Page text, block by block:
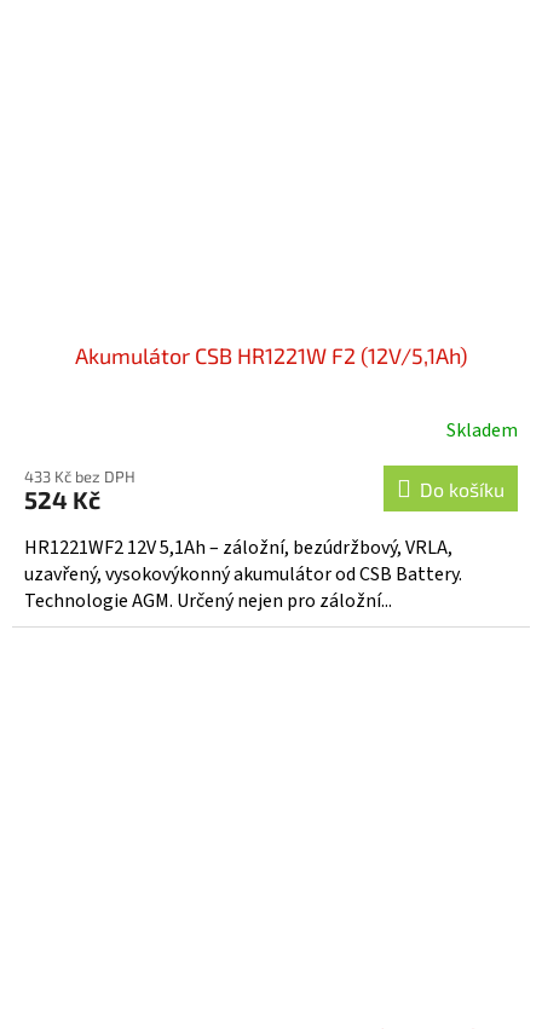
Akumulátor CSB HR1221W F2 (12V/5,1Ah)
produktu
je
5,0
z
5
hvězdiček.
Skladem
433 Kč bez DPH
524 Kč Do košíku
HR1221WF2 12V 5,1Ah – záložní, bezúdržbový, VRLA,
uzavřený, vysokovýkonný akumulátor od CSB Battery.
Technologie AGM. Určený nejen pro záložní...